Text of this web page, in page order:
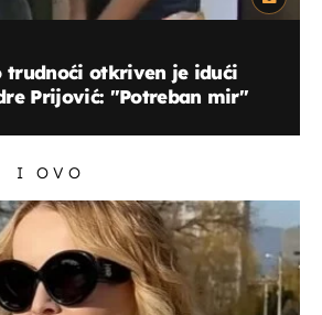
trudnoći otkriven je idući
Prijović: "Potreban mir"
I OVO